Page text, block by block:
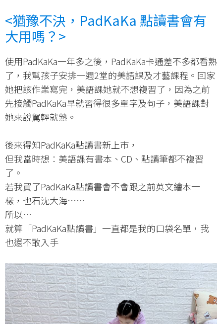
<猶豫不決， PadKaKa 點讀書會有
大用嗎？ >
使用PadKaKa一年多之後，PadKaKa卡通差不多都看熟
了，我幫孩子安排一週2堂的美語課及才藝課程。回家
她把該作業寫完，美語課她就不想複習了，因為之前
先接觸PadKaKa早就習得很多單字及句子，美語課對
她來說駕輕就熟。
後來得知PadKaKa點讀書新上市，
但我當時想：美語課有書本、CD、點讀筆都不複習
了。
若我買了PadKaKa點讀書會不會跟之前英文繪本一
樣，也石沈大海⋯⋯
所以⋯
就算「PadKaKa點讀書」一直都是我的口袋名單，我
也還不敢入手